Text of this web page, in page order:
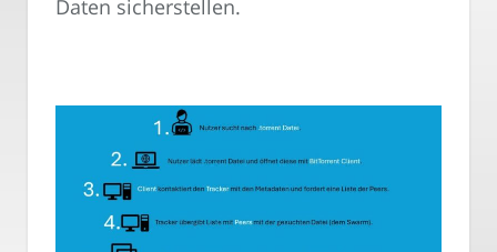
Daten sicherstellen.